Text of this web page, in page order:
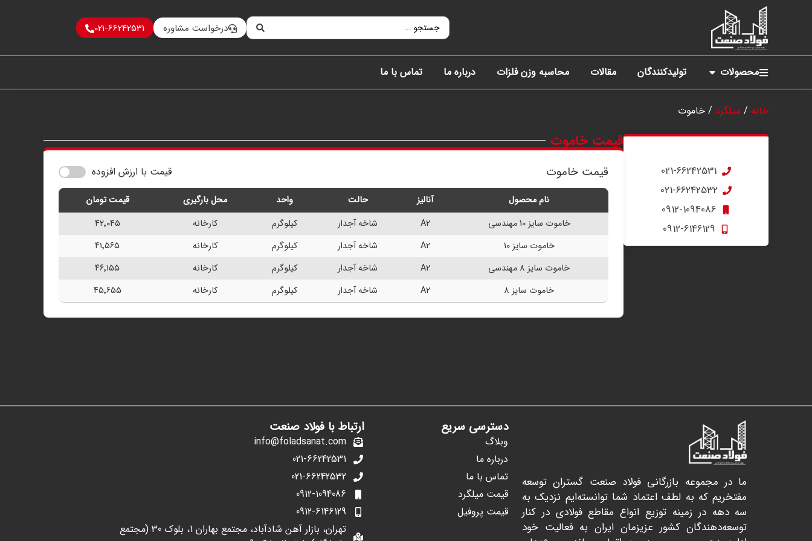
درخواست مشاوره 021-66242531
محصولات تولیدکنندگان مقالات محاسبه وزن فلزات درباره ما تماس با ما
خانه / میلگرد / خاموت
021-66242531
021-66242532
0912-1094086
0912-6146129
قیمت خاموت
قیمت خاموت قیمت با ارزش افزوده
نام محصول آنالیز حالت واحد محل بارگیری
قیمت تومان
خاموت سایز 10 مهندسی
A2 شاخه آجدار کیلوگرم کارخانه
۴۲٬۰۴۵
خاموت سایز 10
A2 شاخه آجدار کیلوگرم کارخانه
۴۱٬۵۶۵
خاموت سایز 8 مهندسی
A2 شاخه آجدار کیلوگرم کارخانه
۴۶٬۱۵۵
خاموت سایز 8
A2 شاخه آجدار کیلوگرم کارخانه ۴۵٬۶۵۵
ما در مجموعه بازرگانی فولاد صنعت گستران توسعه
مفتخریم که به لطف اعتماد شما توانسته‌ایم نزدیک به
سه دهه در زمینه توزیع انواع مقاطع فولادی در کنار
توسعه‌دهندگان کشور عزیزمان ایران به فعالیت خود
دسترسی سریع
وبلاگ
درباره ما
تماس با ما
قیمت میلگرد
قیمت پروفیل
ارتباط با فولاد صنعت
info@foladsanat.com
021-66242531
021-66242532
0912-1094086
0912-6146129
تهران، بازار آهن شادآباد، مجتمع بهاران 1، بلوک 30 (مجتمع